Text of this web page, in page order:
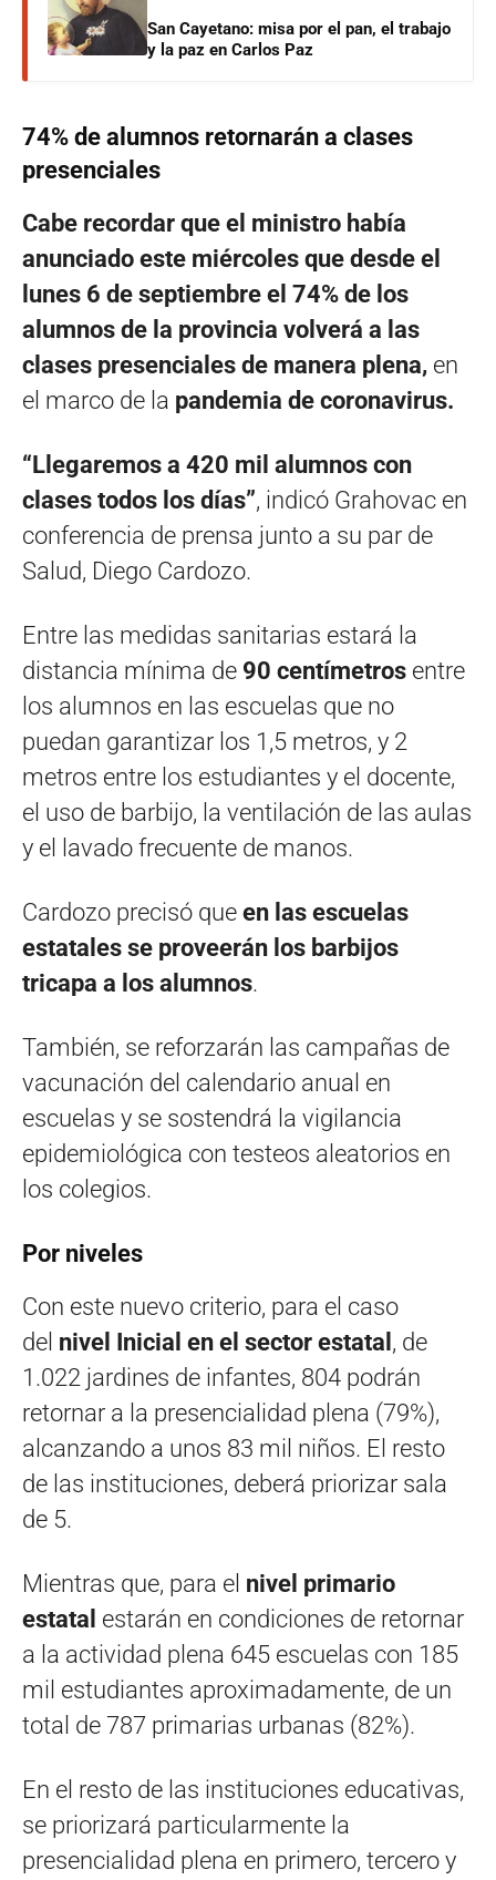
San Cayetano: misa por el pan, el trabajo
y la paz en Carlos Paz
74% de alumnos retornarán a clases
presenciales
Cabe recordar que el ministro había
anunciado este miércoles que desde el
lunes 6 de septiembre el 74% de los
alumnos de la provincia volverá a las
clases presenciales de manera plena, en
el marco de la pandemia de coronavirus.
“Llegaremos a 420 mil alumnos con
clases todos los días”, indicó Grahovac en
conferencia de prensa junto a su par de
Salud, Diego Cardozo.
Entre las medidas sanitarias estará la
distancia mínima de 90 centímetros entre
los alumnos en las escuelas que no
puedan garantizar los 1,5 metros, y 2
metros entre los estudiantes y el docente,
el uso de barbijo, la ventilación de las aulas
y el lavado frecuente de manos.
Cardozo precisó que en las escuelas
estatales se proveerán los barbijos
tricapa a los alumnos.
También, se reforzarán las campañas de
vacunación del calendario anual en
escuelas y se sostendrá la vigilancia
epidemiológica con testeos aleatorios en
los colegios.
Por niveles
Con este nuevo criterio, para el caso
del nivel Inicial en el sector estatal , de
1.022 jardines de infantes, 804 podrán
retornar a la presencialidad plena (79%),
alcanzando a unos 83 mil niños. El resto
de las instituciones, deberá priorizar sala
de 5.
Mientras que, para el nivel primario
estatal estarán en condiciones de retornar
a la actividad plena 645 escuelas con 185
mil estudiantes aproximadamente, de un
total de 787 primarias urbanas (82%).
En el resto de las instituciones educativas,
se priorizará particularmente la
presencialidad plena en primero, tercero y